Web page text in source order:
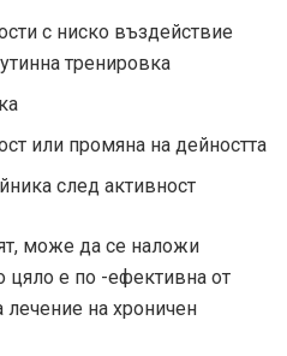
с ниско въздействие
тренировка
или промяна на дейността
след активност
може да се наложи
цяло е по -ефективна от
лечение на хроничен